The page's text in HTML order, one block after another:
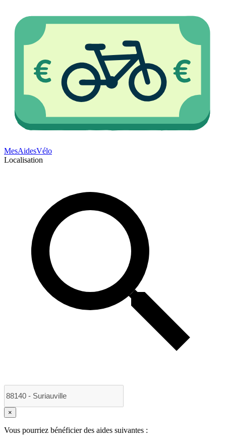
MesAidesVélo
Localisation
×
Vous pourriez bénéficier des aides suivantes :